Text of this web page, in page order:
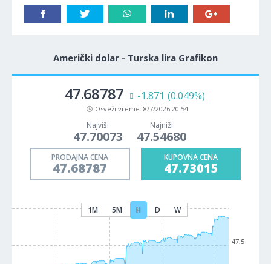
Američki dolar - Turska lira Grafikon
47.68787 -1.871 (0.049%)
Osveži vreme: 8/7/2026 20:54
Najviši
47.70073
Najniži
47.54680
PRODAJNA CENA
47.68787
KUPOVNA CENA
47.73015
1M 5M H D W
47.5